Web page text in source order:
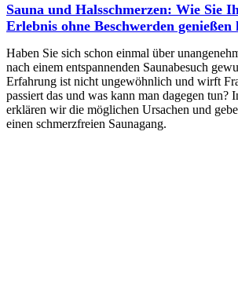
Sauna und Halsschmerzen: Wie Sie
Erlebnis ohne Beschwerden genießen
Haben Sie sich schon einmal über
nach einem entspannenden Saunabesuch
Erfahrung ist nicht ungewöhnlich und wirft
passiert das und was kann man dagegen tun?
erklären wir die möglichen Ursachen und
einen schmerzfreien Saunagang.